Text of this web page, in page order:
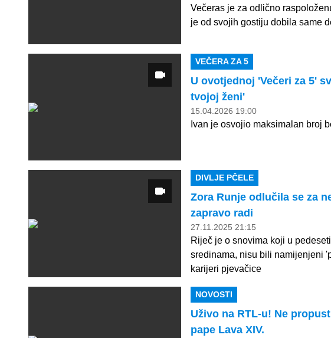
Večeras je za odlično
je od svojih gostiju dobila same
VEČERA ZA 5
U ovotjednoj 'Večeri za 5'
tvojoj ženi'
15.04.2026 19:00
Ivan je osvojio maksimalan broj
DIVLJE PČELE
Zora Runje odlučila se za
zapravo radi
27.11.2025 21:15
Riječ je o snovima koji u
sredinama, nisu bili namijenjeni
karijeri pjevačice
NOVOSTI
Uživo na RTL-u! Ne
pape Lava XIV.